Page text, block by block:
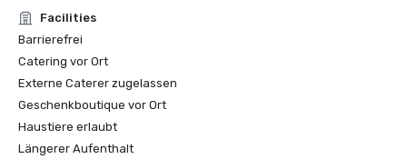
Facilities
Barrierefrei
Catering vor Ort
Externe Caterer zugelassen
Geschenkboutique vor Ort
Haustiere erlaubt
Längerer Aufenthalt